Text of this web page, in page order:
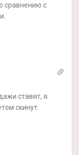
сравнению с
ставят, я
скинут.